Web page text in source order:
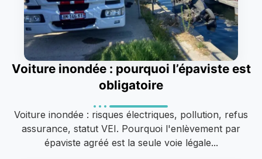
Voiture inondée : pourquoi l’épaviste est
obligatoire
Voiture inondée : risques électriques, pollution, refus
assurance, statut VEI. Pourquoi l'enlèvement par
épaviste agréé est la seule voie légale...